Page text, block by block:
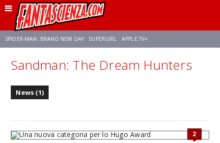
SPIDER-MAN: BRAND NEW DAY SUPERGIRL APPLE TV+
FRANCO RICCIARDIELLO ZENDAYA STAR TREK AVENGERS: DOOMSDAY
Sandman: The Dream Hunters
News (1)
2